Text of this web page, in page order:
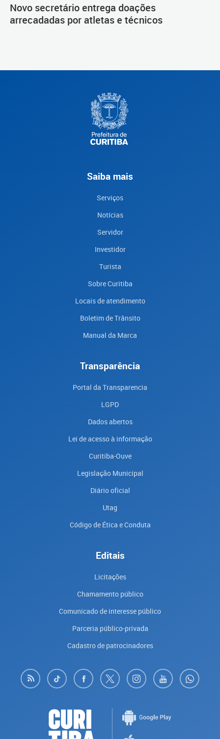
Novo secretário entrega doações
arrecadadas por atletas e técnicos
Saiba mais
Serviços
Notícias
Servidor
Investidor
Turista
Sobre Curitiba
Locais de atendimento
Boletim de Trânsito
Manual da Marca
Transparência
Portal da Transparencia
LGPD
Dados abertos
Lei de acesso à informação
Curitiba-Ouve
Legislação Municipal
Diário oficial
Utag
Código de Ética e Conduta
Editais
Licitações
Chamamento público
Comunicado de interesse público
Parceria público-privada
Cadastro de patrocinadores